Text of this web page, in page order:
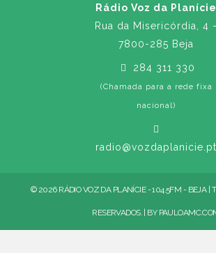
Rádio Voz da Planície
Rua da Misericórdia, 4 -
7800-285 Beja
284 311 330
(Chamada para a rede fixa
nacional)
radio@vozdaplanicie.pt
© 2026 RÁDIO VOZ DA PLANÍCIE - 104.5FM - BEJA |
RESERVADOS. | BY